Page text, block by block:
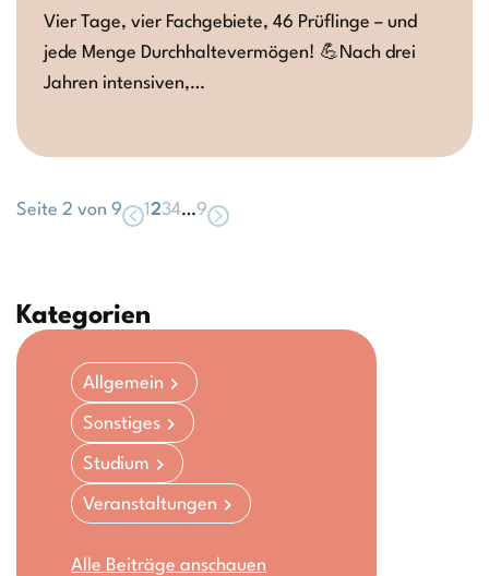
Vier Tage, vier Fachgebiete, 46 Prüflinge – und
jede Menge Durchhaltevermögen! 💪Nach drei
Jahren intensiven,…
Seite 2 von 9 1234…9
Kategorien
Allgemein
Sonstiges
Studium
Veranstaltungen
Alle Beiträge anschauen